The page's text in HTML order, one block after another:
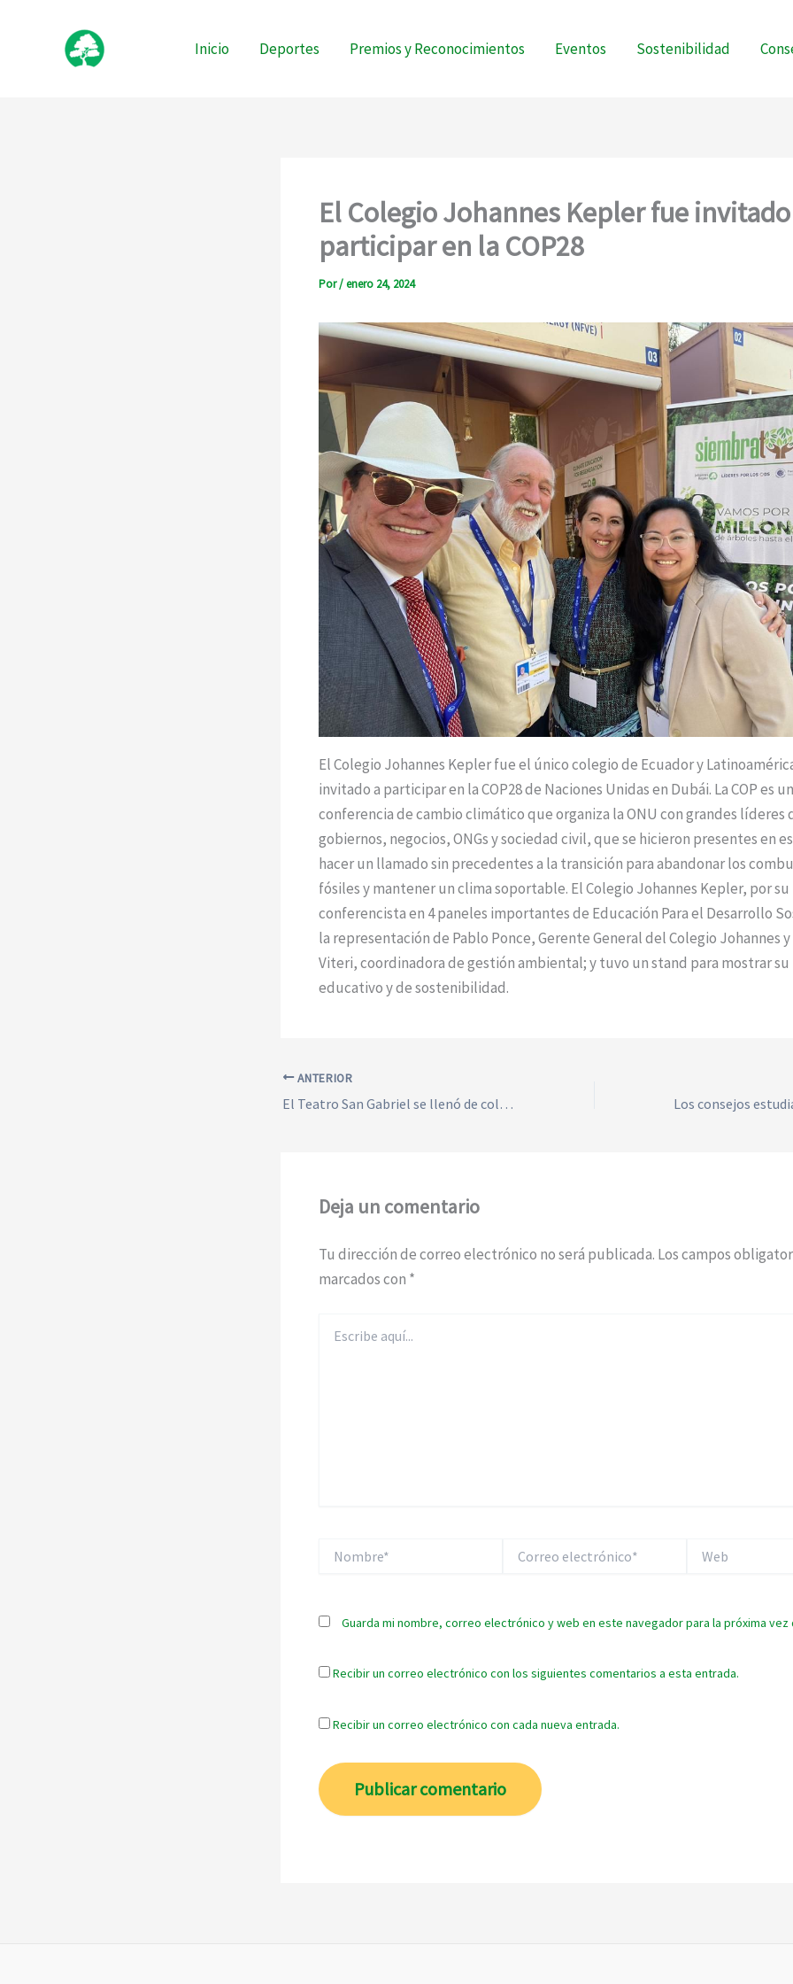
Inicio Deportes Premios y Reconocimientos Eventos Sostenibilidad
El Colegio Johannes Kepler fue
participar en la COP28
Por/enero 24, 2024
El Colegio Johannes Kepler fue el único colegio de Ecuador y
invitado a participar en la COP28 de Naciones Unidas en Dubái. La COP es
conferencia de cambio climático que organiza la ONU con grandes líderes
gobiernos, negocios, ONGs y sociedad civil, que se hicieron presentes en
hacer un llamado sin precedentes a la transición para abandonar los
fósiles y mantener un clima soportable. El Colegio Johannes Kepler, por
conferencista en 4 paneles importantes de Educación Para el Desarrollo
la representación de Pablo Ponce, Gerente General del Colegio Johannes
Viteri, coordinadora de gestión ambiental; y tuvo un stand para mostrar
educativo y de sostenibilidad.
ANTERIOR
El Teatro San Gabriel se llenó de color con las presentaciones artísticas JK
Deja un comentario
Tu dirección de correo electrónico no será publicada. Los campos
marcados con *
aquí...
electrónico*
Guarda mi nombre, correo electrónico y web en este navegador para la próxima vez
Recibir un correo electrónico con los siguientes comentarios a esta entrada.
Recibir un correo electrónico con cada nueva entrada.